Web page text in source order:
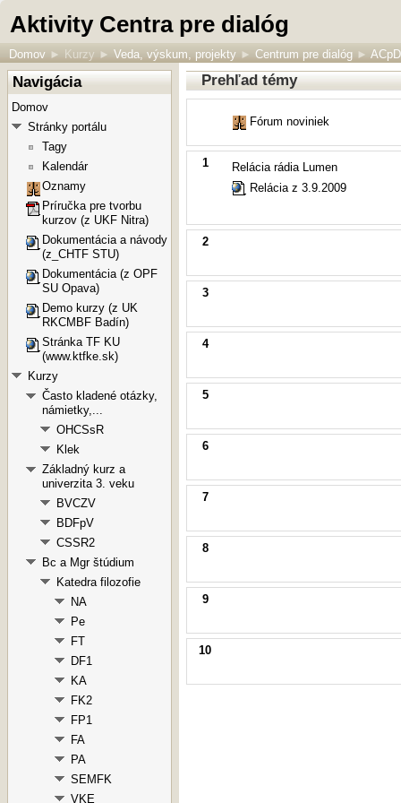
Aktivity Centra pre dialóg
Domov ► Kurzy ► Veda, výskum, projekty ► Centrum pre dialóg ► ACpD
Prehľad témy
Fórum noviniek
1
Relácia rádia Lumen
Relácia z 3.9.2009
2
3
4
5
6
7
8
9
10
Navigácia
Domov
Stránky portálu
Tagy
Kalendár
Oznamy
Príručka pre tvorbu
kurzov (z UKF Nitra)
Dokumentácia a návody
(z_CHTF STU)
Dokumentácia (z OPF
SU Opava)
Demo kurzy (z UK
RKCMBF Badín)
Stránka TF KU
(www.ktfke.sk)
Kurzy
Často kladené otázky,
námietky,...
OHCSsR
Klek
Základný kurz a
univerzita 3. veku
BVCZV
BDFpV
CSSR2
Bc a Mgr štúdium
Katedra filozofie
NA
Pe
FT
DF1
KA
FK2
FP1
FA
PA
SEMFK
VKE